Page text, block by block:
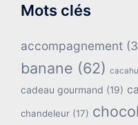
Mots clés
accompagnement
banane (62)
cadeau gourmand (19)
chandeleur (17)